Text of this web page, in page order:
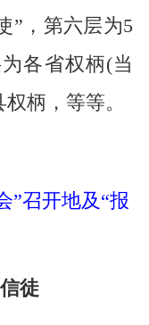
”，第六层为5
各省权柄(当
柄，等等。
”召开地及“报
徒